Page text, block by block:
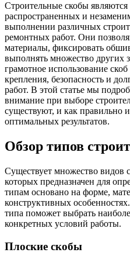
Строительные скобы
распространенных и
выполнении различных
ремонтных работ. Они
материалы, фиксировать
выполнять множество других
грамотное использование
крепления, безопасность и
работ. В этой статье мы
внимание при выборе
существуют, и как правильно
оптимальных результатов.
Обзор типов
Существует множество видов
которых предназначен для
типам основано на форме,
конструктивных
типа поможет выбрать
конкретных условий работы.
Плоские скобы